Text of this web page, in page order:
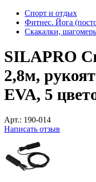
Спорт и отдых
Фитнес. Йога
Скакалки,
SILAPRO
2,8м,
EVA, 5
Арт.: 190-014
Написать отзыв